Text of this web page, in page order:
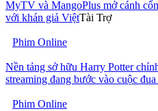
MyTV và MangoPlus mở cánh
với khán giả ViệtTài Trợ
Phim Online
Nền tảng sở hữu Harry Potter
streaming đang bước vào cuộc
Phim Online